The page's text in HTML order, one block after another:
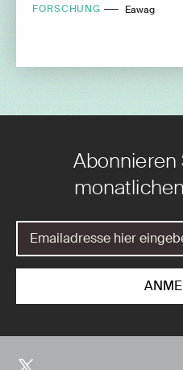
FORSCHUNG Eawag
Abonnieren